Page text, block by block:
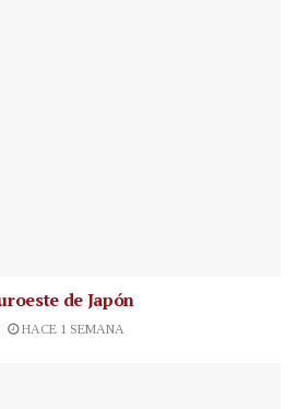
de Japón
HACE 1 SEMANA